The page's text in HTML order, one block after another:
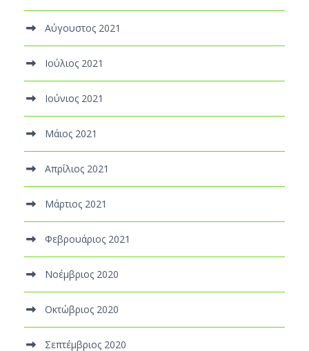
Αύγουστος 2021
Ιούλιος 2021
Ιούνιος 2021
Μάιος 2021
Απρίλιος 2021
Μάρτιος 2021
Φεβρουάριος 2021
Νοέμβριος 2020
Οκτώβριος 2020
Σεπτέμβριος 2020